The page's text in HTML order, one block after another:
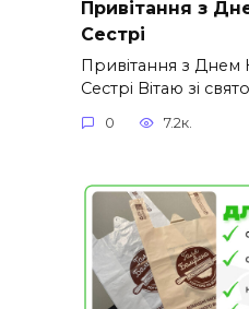
Привітання з
Сестрі
Привітання з
Сестрі Вітаю зі
0 7.2к.